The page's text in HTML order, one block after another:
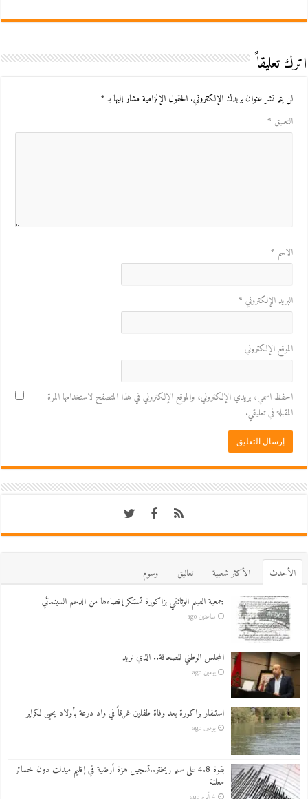
اترك تعليقاً
لن يتم نشر عنوان بريدك الإلكتروني. الحقول الإلزامية مشار إليها بـ*
التعليق *
الاسم *
البريد الإلكتروني *
الموقع الإلكتروني
احفظ اسمي، بريدي الإلكتروني، والموقع الإلكتروني في هذا المتصفح لاستخدامها المرة
المقبلة في تعليقي.
اﻷحدث اﻷكثر شعبية تعاليق
وسوم
جمعية الفيلم الوثائقي بزاكورة تستنكر إقصاءها من الدعم السينمائي
ساعتين ago
المجلس الوطني للصحافة.. الذي نريد
يومين ago
استنفار بزاكورة بعد وفاة طفلين غرقاً في واد درعة بأولاد يحيى لكراير
يومين ago
بقوة 4.8 على سلم ريختر..تسجيل هزة أرضية في إقليم ميدلت دون خسائر
معلنة